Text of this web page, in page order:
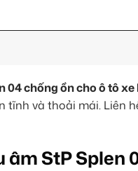
04 chống ồn cho ô tô xe
tĩnh và thoải mái. Liên
StP Splen